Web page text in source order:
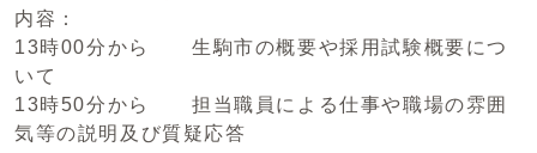
内容：
13時00分から 生駒市の概要や採用試験概要につ
いて
13時50分から 担当職員による仕事や職場の雰囲
気等の説明及び質疑応答